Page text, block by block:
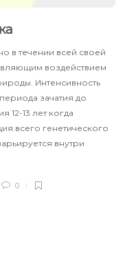
в течении всей своей
воздействием
Интенсивность
зачатия до
12-13 лет когда
всего генетического
внутри
0